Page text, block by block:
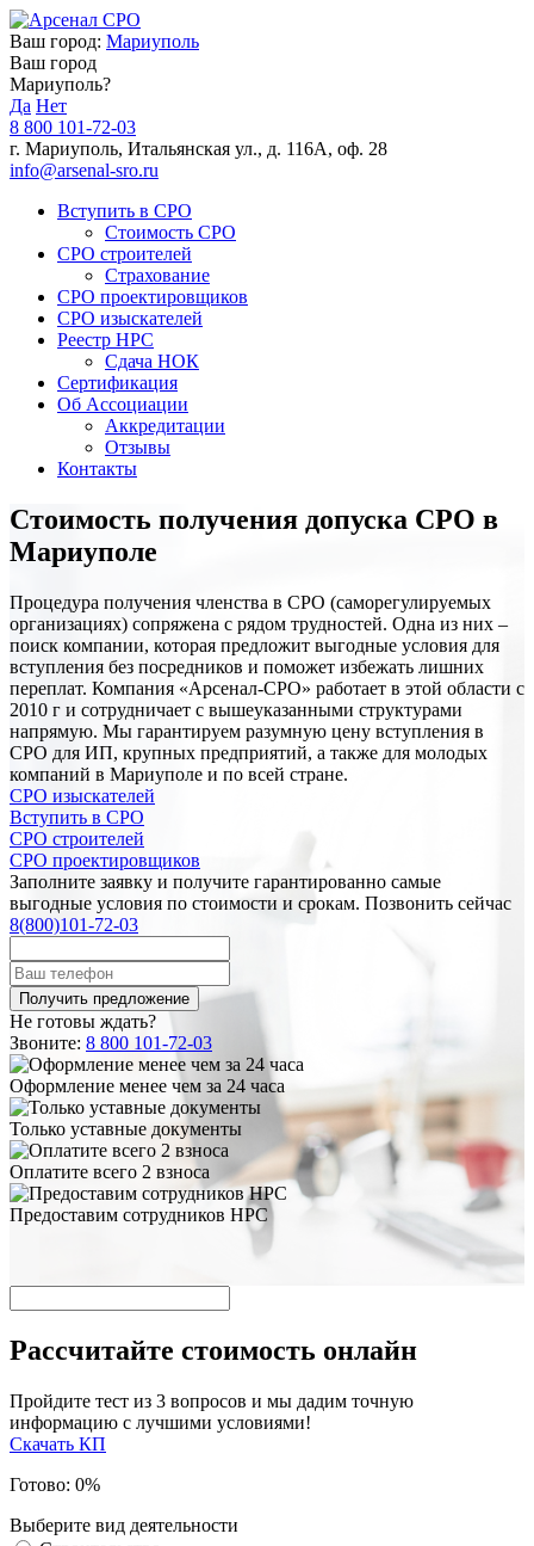
Ваш город: Мариуполь
Ваш город
Мариуполь?
Да Нет
8 800 101-72-03
г. Мариуполь, Итальянская ул., д. 116А, оф. 28
info@arsenal-sro.ru
Вступить в СРО
Стоимость СРО
СРО строителей
Страхование
СРО проектировщиков
СРО изыскателей
Реестр НРС
Сдача НОК
Сертификация
Об Ассоциации
Аккредитации
Отзывы
Контакты
Стоимость получения допуска СРО в
Мариуполе
Процедура получения членства в СРО (саморегулируемых
организациях) сопряжена с рядом трудностей. Одна из них –
поиск компании, которая предложит выгодные условия для
вступления без посредников и поможет избежать лишних
переплат. Компания «Арсенал-СРО» работает в этой области с
2010 г и сотрудничает с вышеуказанными структурами
напрямую. Мы гарантируем разумную цену вступления в
СРО для ИП, крупных предприятий, а также для молодых
компаний в Мариуполе и по всей стране.
СРО изыскателей
Вступить в СРО
СРО строителей
СРО проектировщиков
Заполните заявку и получите гарантированно самые
выгодные условия по стоимости и срокам. Позвонить сейчас
8(800)101-72-03
Не готовы ждать?
Звоните: 8 800 101-72-03
Оформление менее чем за 24 часа
Только уставные документы
Оплатите всего 2 взноса
Предоставим сотрудников НРС
Рассчитайте стоимость онлайн
Пройдите тест из 3 вопросов и мы дадим точную
информацию с лучшими условиями!
Скачать КП
Готово: 0%
Выберите вид деятельности